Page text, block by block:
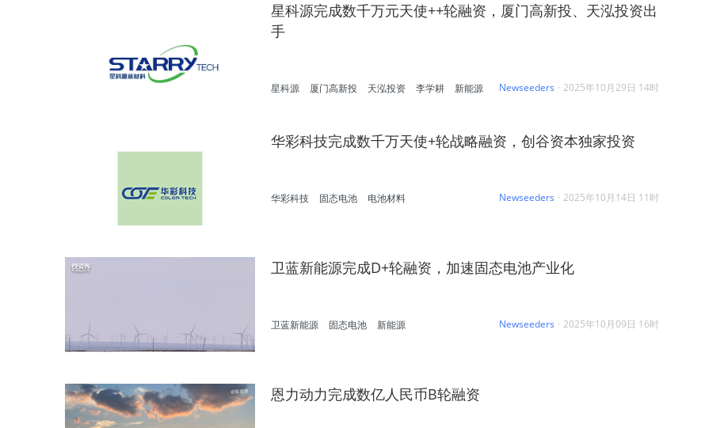
星科源完成数千万元天使++轮融资，厦门高新投、天泓投资出
手
Newseeders · 2025年10月29日 14时
星科源 厦门高新投 天泓投资 李学耕
新能源
华彩科技完成数千万天使+轮战略融资，创谷资本独家投资
Newseeders · 2025年10月14日 11时
华彩科技 固态电池 电池材料
卫蓝新能源完成D+轮融资，加速固态电池产业化
Newseeders · 2025年10月09日 16时
卫蓝新能源 固态电池 新能源
恩力动力完成数亿人民币B轮融资